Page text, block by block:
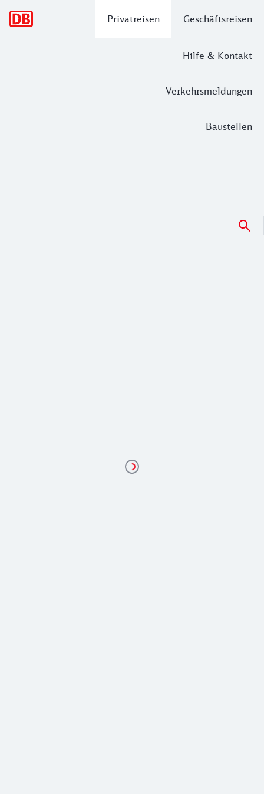
Privatreisen Geschäftsreisen
Hilfe & Kontakt
Verkehrsmeldungen
Baustellen